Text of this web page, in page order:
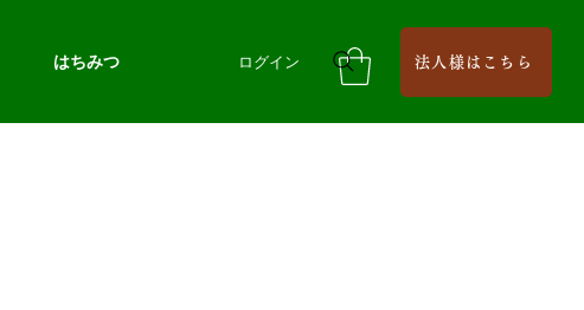
ログイン
はちみつ 法人様はこちら